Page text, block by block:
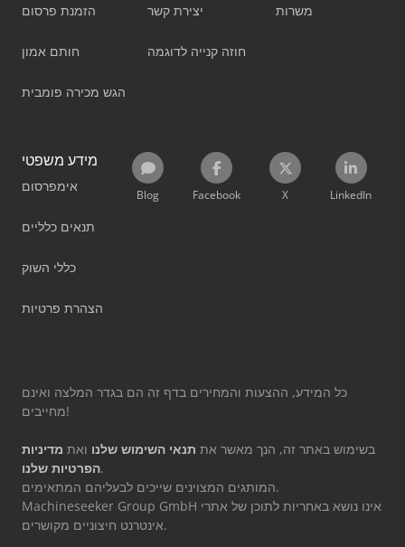
הזמנת פרסום
חותם אמון
הגש מכירה פומבית
יצירת קשר
חוזה קנייה לדוגמה
משרות
מידע משפטי
אימפרסום
תנאים כלליים
כללי השוק
הצהרת פרטיות
Blog Facebook X LinkedIn
כל המידע, ההצעות והמחירים בדף זה הם בגדר המלצה ואינם
מחייבים!
בשימוש באתר זה, הנך מאשר את תנאי השימוש שלנו ואת מדיניות
הפרטיות שלנו.
המותגים המצוינים שייכים לבעליהם המתאימים.
Machineseeker Group GmbH אינו נושא באחריות לתוכן של אתרי
אינטרנט חיצוניים מקושרים.